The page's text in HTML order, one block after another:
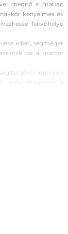
megnő a matrac
kényelmes és
fekvőhelye
ellen, segítséget
be a matrac
könnyen